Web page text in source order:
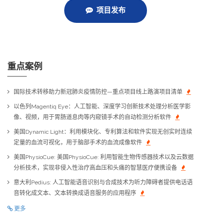
项目发布
重点案例
国际技术转移助力新冠肺炎疫情防控—重点项目线上路演项目清单
以色列Magentiq Eye：人工智能、深度学习创新技术处理分析医学影
像、视频，用于胃肠道息肉等内窥镜手术的自动检测分析软件
美国Dynamic Light：利用模块化、专利算法和软件实现无创实时连续
定量的血流可视化，用于脑部手术的血流成像软件
美国PhysioCue: 美国PhysioCue: 利用智能生物传感器技术以及云数据
分析技术，实现非侵入性治疗高血压和头痛的智慧医疗便携设备
意大利Pedius: 人工智能语音识别与合成技术为听力障碍者提供电话语
音转化成文本、文本转换成语音服务的应用程序
更多